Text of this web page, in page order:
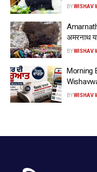
BYWISHAV
अमरनाथ
BYWISHAV
Morning
BYWISHAV